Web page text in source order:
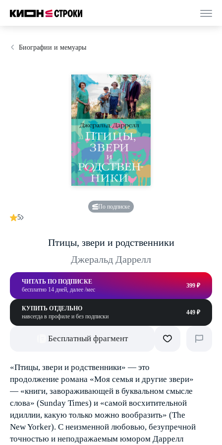
Биографии и мемуары
По подписке
5
Птицы, звери и родственники
Джеральд Даррелл
ЧИТАТЬ ПО ПОДПИСКЕ
бесплатно 14 дней, далее /мес
399 ₽
КУПИТЬ ОТДЕЛЬНО
навсегда в профиле и без подписки
449 ₽
Бесплатный фрагмент
«Птицы, звери и родственники» — это
продолжение романа «Моя семья и другие звери»
— «книги, завораживающей в буквальном смысле
слова» (Sunday Times) и «самой восхитительной
идиллии, какую только можно вообразить» (The
New Yorker). С неизменной любовью, безупречной
точностью и неподражаемым юмором Даррелл